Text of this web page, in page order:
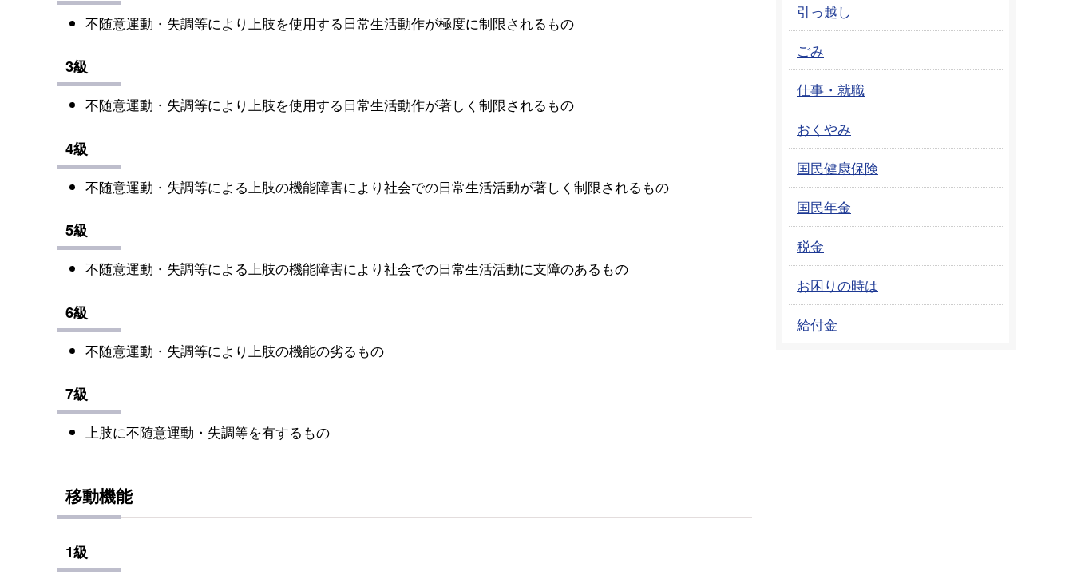
不随意運動・失調等により上肢を使用する日常生活動作が極度に制限されるもの
3級
不随意運動・失調等により上肢を使用する日常生活動作が著しく制限されるもの
4級
不随意運動・失調等による上肢の機能障害により社会での日常生活活動が著しく制限されるもの
5級
不随意運動・失調等による上肢の機能障害により社会での日常生活活動に支障のあるもの
6級
不随意運動・失調等により上肢の機能の劣るもの
7級
上肢に不随意運動・失調等を有するもの
移動機能
1級
引っ越し
ごみ
仕事・就職
おくやみ
国民健康保険
国民年金
税金
お困りの時は
給付金